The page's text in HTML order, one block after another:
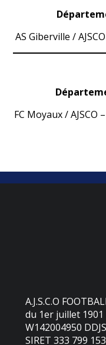
AS Giberville /
FC Moyaux / AJSCO
A.J.S.C.O
du 1er juillet
W142004950
SIRET 333 799